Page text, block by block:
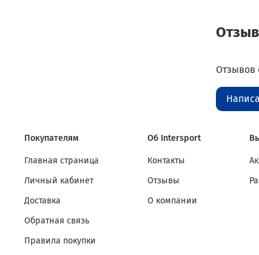
Отзывов
Покупателям
Главная страница
Личный кабинет
Доставка
Обратная связь
Правила покупки
Об Intersport
Контакты
Отзывы
О компании